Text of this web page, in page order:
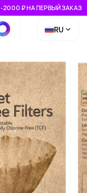
-2000 ₽ НА ПЕРВЫЙ ЗАКАЗ
RU